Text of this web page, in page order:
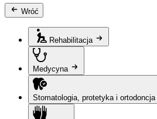
Wróć
Rehabilitacja
Medycyna
Stomatologia, protetyka i ortodoncja